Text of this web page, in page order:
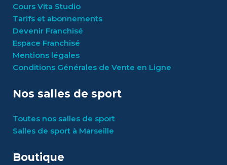
Cours Vita Studio
Tarifs et abonnements
Devenir Franchisé
Espace Franchisé
Mentions légales
Conditions Générales de Vente en Ligne
Nos salles de sport
Toutes nos salles de sport
Salles de sport à Marseille
Boutique